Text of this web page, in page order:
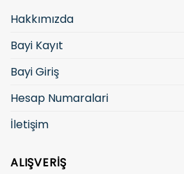
Hakkımızda
Bayi Kayıt
Bayi Giriş
Hesap Numaralari
İletişim
ALIŞVERIŞ